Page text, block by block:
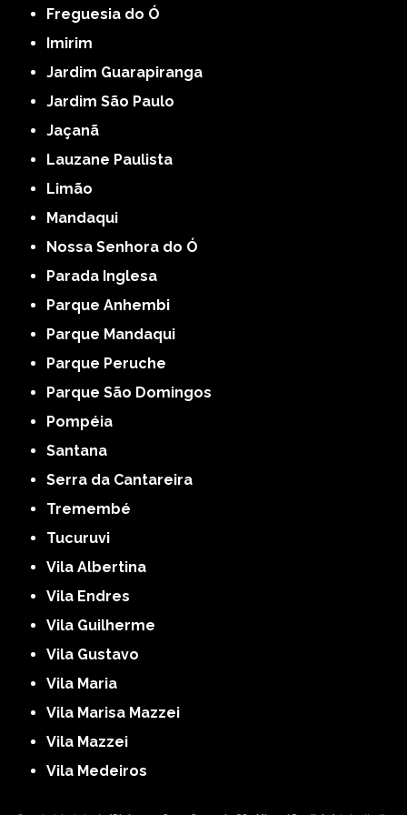
Freguesia do Ó
Imirim
Jardim Guarapiranga
Jardim São Paulo
Jaçanã
Lauzane Paulista
Limão
Mandaqui
Nossa Senhora do Ó
Parada Inglesa
Parque Anhembi
Parque Mandaqui
Parque Peruche
Parque São Domingos
Pompéia
Santana
Serra da Cantareira
Tremembé
Tucuruvi
Vila Albertina
Vila Endres
Vila Guilherme
Vila Gustavo
Vila Maria
Vila Marisa Mazzei
Vila Mazzei
Vila Medeiros